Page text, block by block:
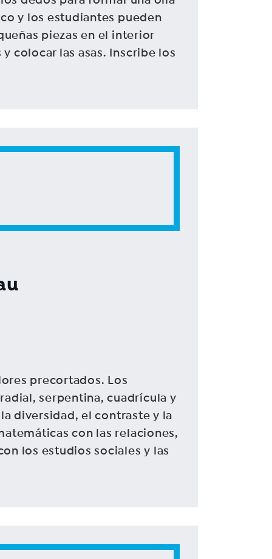
y los estudiantes pueden
piezas en el interior
colocar las asas. Inscribe los
precortados. Los
serpentina, cuadrícula y
diversidad, el contraste y la
con las relaciones,
los estudios sociales y las